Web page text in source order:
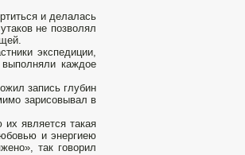
и делалась
не позволял
экспедиции,
каждое
запись глубин
зарисовывал в
является такая
и энергиею
так говорил